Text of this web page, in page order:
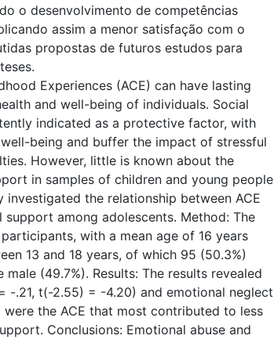
o desenvolvimento de competências
assim a menor satisfação com o
propostas de futuros estudos para
Experiences (ACE) can have lasting
and well-being of individuals. Social
indicated as a protective factor, with
being and buffer the impact of stressful
However, little is known about the
in samples of children and young people
investigated the relationship between ACE
among adolescents. Method: The
with a mean age of 16 years
13 and 18 years, of which 95 (50.3%)
(49.7%). Results: The results revealed
-.21, t(-2.55) = -4.20) and emotional neglect
were the ACE that most contributed to less
Conclusions: Emotional abuse and